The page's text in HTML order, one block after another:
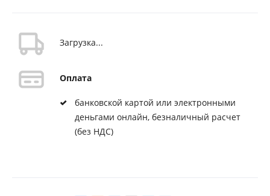
Загрузка...
Оплата
банковской картой или электронными
деньгами онлайн, безналичный расчет
(без НДС)